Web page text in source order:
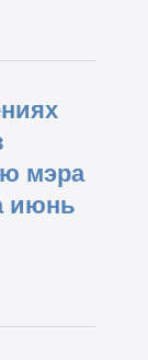
мэра
июнь